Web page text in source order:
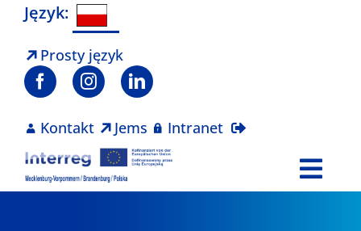
Skip
content
Język:
Prosty język
Kontakt Jems Intranet